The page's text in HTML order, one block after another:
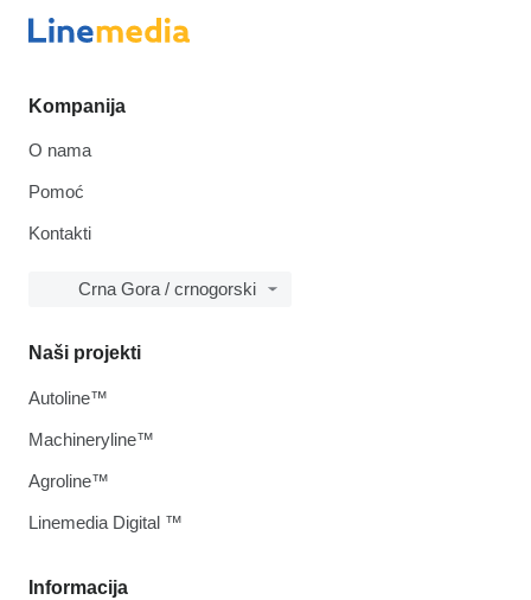
Kompanija
O nama
Pomoć
Kontakti
Crna Gora / crnogorski
Informacija
Naši projekti
Autoline™
Machineryline™
Agroline™
Linemedia Digital ™